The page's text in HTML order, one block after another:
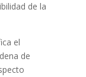
de la
el
de